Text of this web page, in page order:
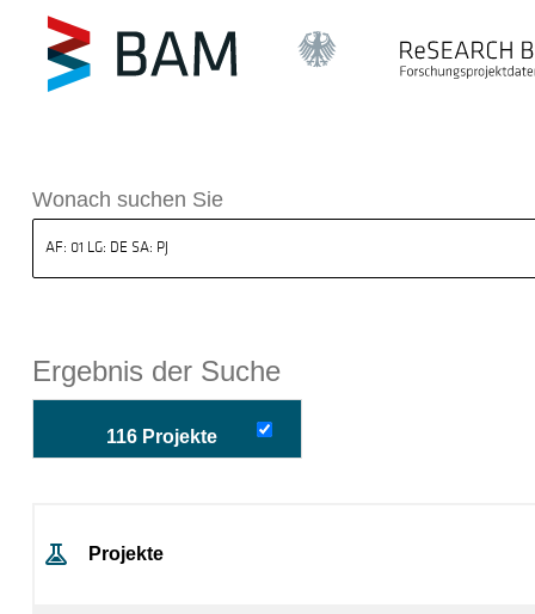
BAM
Wonach suchen Sie
Ergebnis der Suche
116 Projekte
Projekte